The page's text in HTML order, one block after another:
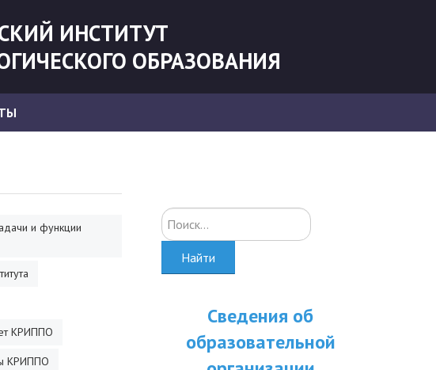
ИНСТИТУТ
ОБРАЗОВАНИЯ
и функции
КРИППО
КРИППО
Искать...
Найти
Сведения об
образовательной